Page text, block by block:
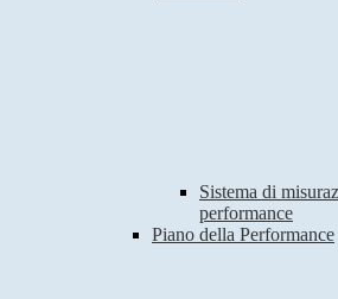
Sistema di
performance
Piano della Performance